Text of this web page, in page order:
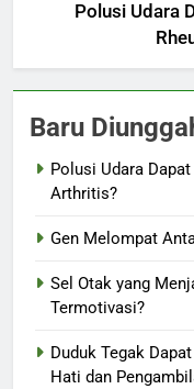
Polusi Udara
Baru
Polusi Udara
Arthritis?
Gen Melompat
Sel Otak yang
Termotivasi?
Duduk Tegak
Hati dan